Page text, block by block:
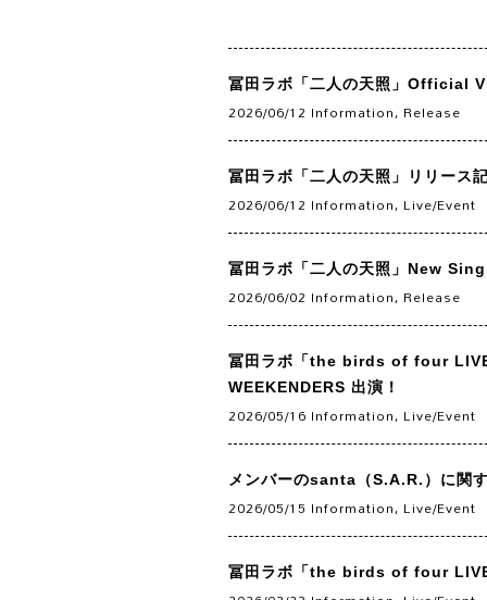
冨田ラボ「二人の天照」Official
2026/06/12 Information, Release
冨田ラボ「二人の天照」リリー
2026/06/12 Information, Live/Event
冨田ラボ「二人の天照」New
2026/06/02 Information, Release
冨田ラボ「the birds of four
WEEKENDERS 出演！
2026/05/16 Information, Live/Event
メンバーのsanta（S.A.R.）に関
2026/05/15 Information, Live/Event
冨田ラボ「the birds of four